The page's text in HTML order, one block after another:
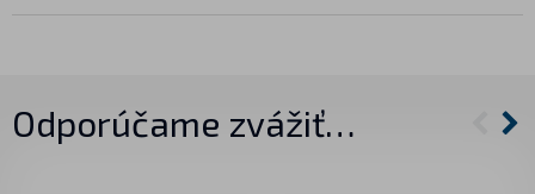
Odporúčame zvážiť…